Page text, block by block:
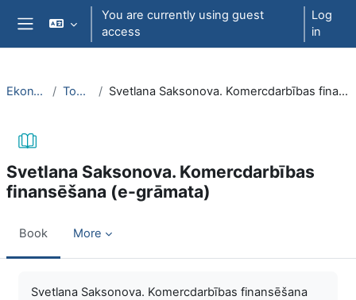
Skip to main content
You are currently using guest
access
Log
in
EkonT000 Topic 27 Svetlana Saksonova. Komercdarbības finansēšana (e-grāmata)
Svetlana Saksonova. Komercdarbības
finansēšana (e-grāmata)
Book More
Svetlana Saksonova. Komercdarbības finansēšana